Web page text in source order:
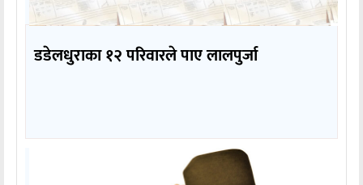
डडेलधुराका १२ परिवारले पाए लालपुर्जा